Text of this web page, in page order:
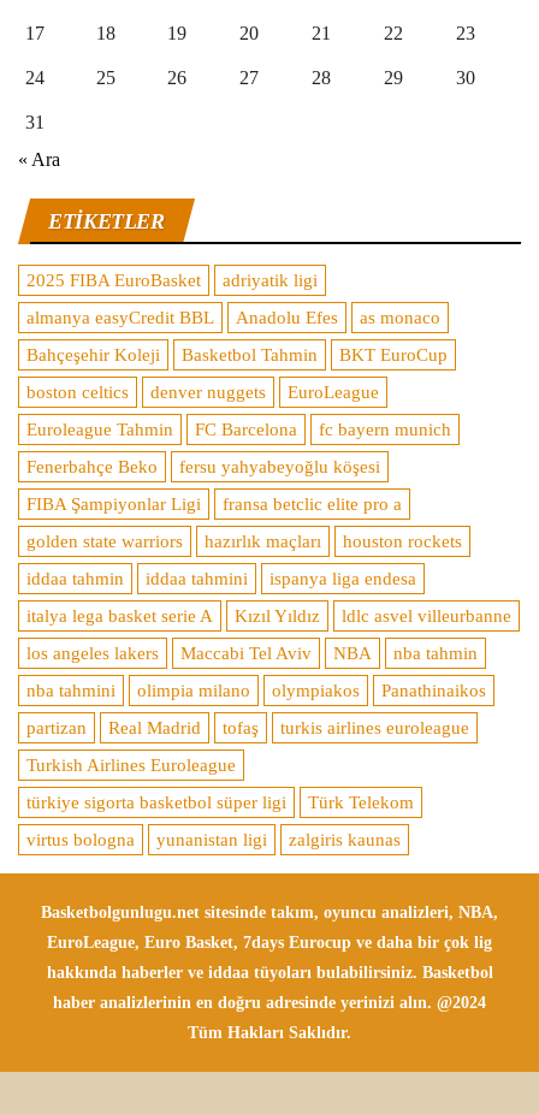
17 18 19 20 21 22 23
24 25 26 27 28 29 30
31
« Ara
ETIKETLER
2025 FIBA EuroBasket
adriyatik ligi
almanya easyCredit BBL
Anadolu Efes
as monaco
Bahçeşehir Koleji
Basketbol Tahmin
BKT EuroCup
boston celtics
denver nuggets
EuroLeague
Euroleague Tahmin
FC Barcelona
fc bayern munich
Fenerbahçe Beko
fersu yahyabeyoğlu köşesi
FIBA Şampiyonlar Ligi
fransa betclic elite pro a
golden state warriors
hazırlık maçları
houston rockets
iddaa tahmin
iddaa tahmini
ispanya liga endesa
italya lega basket serie A
Kızıl Yıldız
ldlc asvel villeurbanne
los angeles lakers
Maccabi Tel Aviv NBA
nba tahmin
nba tahmini
olimpia milano olympiakos
Panathinaikos
partizan
Real Madrid tofaş
turkis airlines euroleague
Turkish Airlines Euroleague
türkiye sigorta basketbol süper ligi
Türk Telekom
virtus bologna
yunanistan ligi zalgiris kaunas
Basketbolgunlugu.net sitesinde takım, oyuncu analizleri, NBA,
EuroLeague, Euro Basket, 7days Eurocup ve daha bir çok lig
hakkında haberler ve iddaa tüyoları bulabilirsiniz. Basketbol
haber analizlerinin en doğru adresinde yerinizi alın. @2024
Tüm Hakları Saklıdır.